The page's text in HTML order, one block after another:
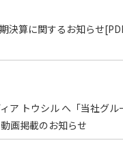
決算に関するお知らせ
ア トウシル へ「当社グル
画掲載のお知らせ